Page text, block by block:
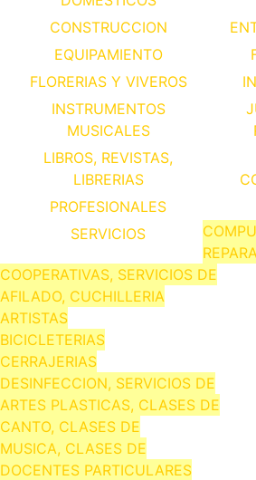
CONSTRUCCION
EQUIPAMIENTO
FLORERIAS Y VIVEROS
INSTRUMENTOS
MUSICALES
LIBROS, REVISTAS,
LIBRERIAS
PROFESIONALES
SERVICIOS
COOPERATIVAS, SERVICIOS DE
AFILADO, CUCHILLERIA
ARTISTAS
BICICLETERIAS
CERRAJERIAS
DESINFECCION, SERVICIOS DE
ARTES PLASTICAS, CLASES DE
CANTO, CLASES DE
MUSICA, CLASES DE
DOCENTES PARTICULARES